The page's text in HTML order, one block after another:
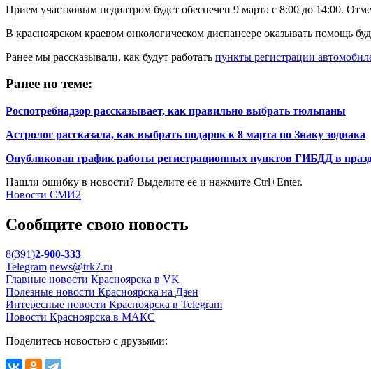
Прием участковым педиатром будет обеспечен 9 марта с 8:00 до 14:00.
В красноярском краевом онкологическом диспансере оказывать помощь
Ранее мы рассказывали, как будут работать пункты регистрации
Ранее по теме:
Роспотребнадзор рассказывает, как правильно выбрать тюльпаны
Астролог рассказала, как выбрать подарок к 8 марта по Знаку зодиака
Опубликован график работы регистрационных пунктов ГИБДД в
Нашли ошибку в новости? Выделите ее и нажмите Ctrl+Enter.
Новости СМИ2
Сообщите свою новость
8(391)2-900-333
Telegram news@trk7.ru
Главные новости Красноярска в VK
Полезные новости Красноярска на Дзен
Интересные новости Красноярска в Telegram
Новости Красноярска в МАКС
Поделитесь новостью с друзьями: